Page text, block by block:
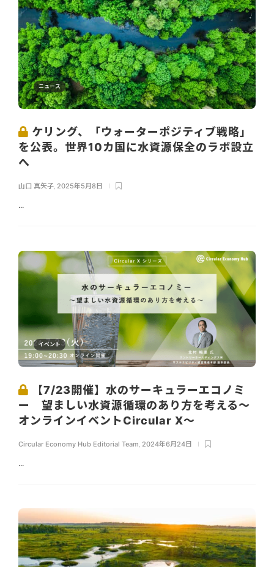
ニュース
ケリング、「ウォーターポジティブ戦略」
を公表。世界10カ国に水資源保全のラボ設立
へ
山口 真矢子 2025年5月8日
...
イベント
【7/23開催】水のサーキュラーエコノミ
ー 望ましい水資源循環のあり方を考える～
オンラインイベントCircular X〜
Circular Economy Hub Editorial Team 2024年6月24日
...